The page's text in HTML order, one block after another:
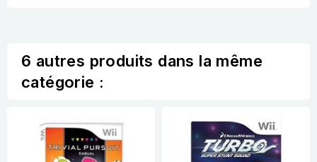
6 autres produits dans la même
catégorie :